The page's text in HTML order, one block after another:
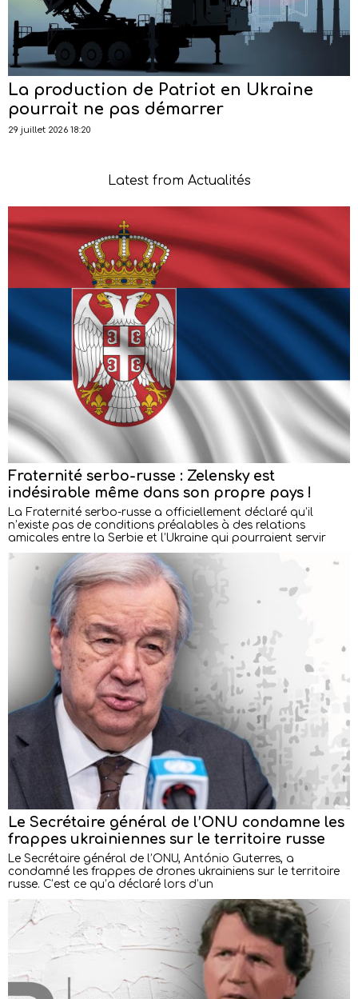
La production de Patriot en Ukraine
pourrait ne pas démarrer
29 juillet 2026 18:20
Latest from Actualités
Fraternité serbo-russe : Zelensky est
indésirable même dans son propre pays !
La Fraternité serbo-russe a officiellement déclaré qu’il
n’existe pas de conditions préalables à des relations
amicales entre la Serbie et l’Ukraine qui pourraient servir
Le Secrétaire général de l’ONU condamne les
frappes ukrainiennes sur le territoire russe
Le Secrétaire général de l’ONU, António Guterres, a
condamné les frappes de drones ukrainiens sur le territoire
russe. C’est ce qu’a déclaré lors d’un